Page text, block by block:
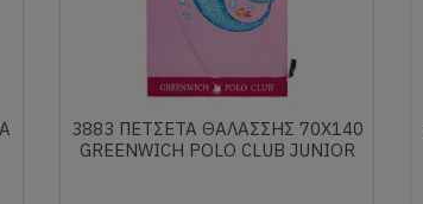
3883 ΠΕΤΣΕΤΑ ΘΑΛΑΣΣΗΣ 70Χ140
GREENWICH POLO CLUB JUNIOR